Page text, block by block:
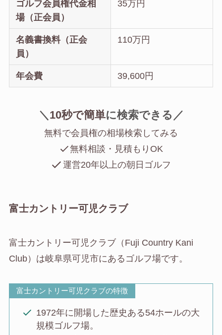
ゴルフ会員権代金相
場（正会員）
35万円
名義書換料（正会
員）
110万円
年会費 39,600円
＼ 10秒で簡単に検索できる／
無料で会員権の相場検索してみる
無料相談・見積もりOK
運営20年以上の朝日ゴルフ
富士カントリー可児クラブ
富士カントリー可児クラブ（Fuji Country Kani
Club）は岐阜県可児市にあるゴルフ場です。
富士カントリー可児クラブの特徴
1972年に開場した歴史ある54ホールの大
規模ゴルフ場。